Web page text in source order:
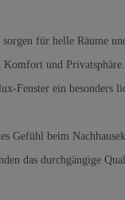
sorgen für helle Räume
und Privatsphäre.
Fenster ein besonders
Gefühl beim
das durchgängige